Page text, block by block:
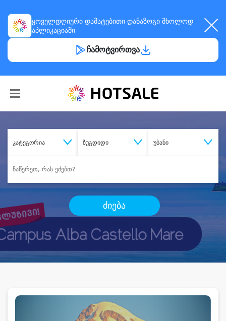
ყოველდღიური დამატებითი დანაზოგი მხოლოდ
აპლიკაციაში
ჩამოტვირთვა
კატეგორია ზუგდიდი უბანი
ძიება